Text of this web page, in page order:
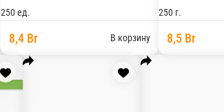
250 ед.
8,4 Br В корзину
250 г.
8,5 Br